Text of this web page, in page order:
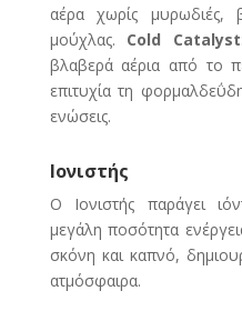
αέρα χωρίς μυρωδιές,
μούχλας. Cold Catalyst
βλαβερά αέρια από το
επιτυχία τη
ενώσεις.
Ιονιστής
Ο Ιονιστής παράγει
μεγάλη ποσότητα
σκόνη και καπνό,
ατμόσφαιρα.